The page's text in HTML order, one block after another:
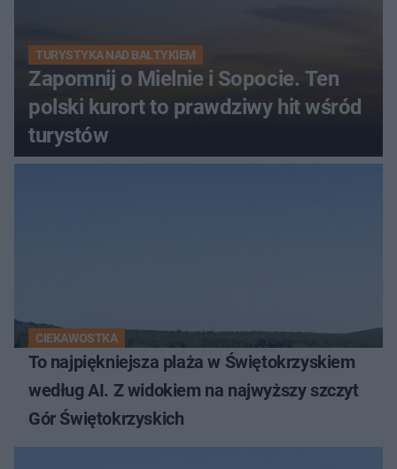
TURYSTYKA NAD BAŁTYKIEM
Zapomnij o Mielnie i Sopocie. Ten
polski kurort to prawdziwy hit wśród
turystów
CIEKAWOSTKA
To najpiękniejsza plaża w Świętokrzyskiem
według AI. Z widokiem na najwyższy szczyt
Gór Świętokrzyskich